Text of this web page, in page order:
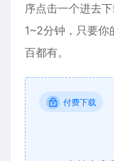
序点击一个进去
1~2分钟，只要你
百都有。
付费下载